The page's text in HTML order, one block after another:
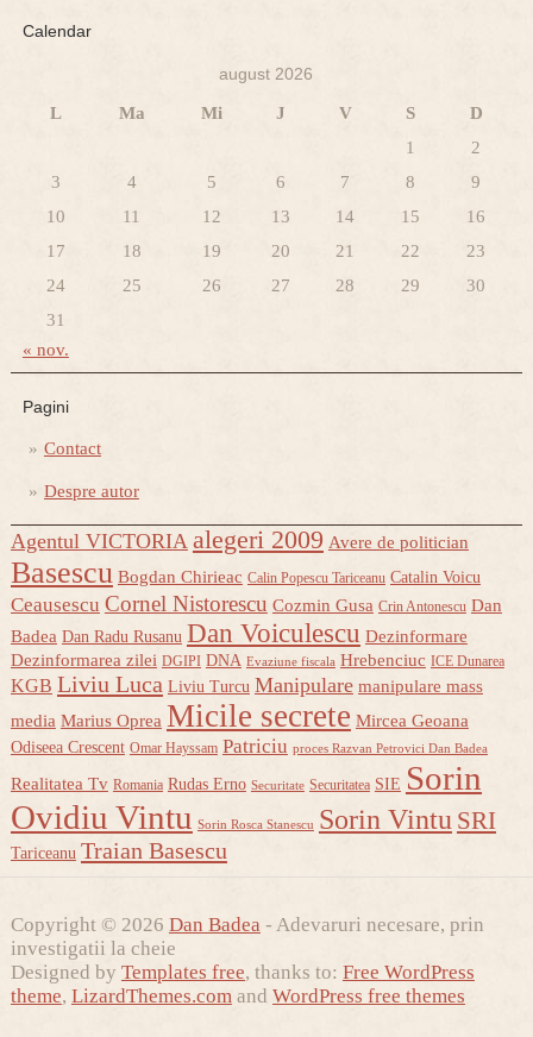
Calendar
august 2026
L Ma Mi J V S
D
1
2
3
4 5 6 7 8
9
10
11 12 13 14 15
16
17
18 19 20 21 22
23
24
25 26 27 28 29
30
31
« nov.
Pagini
Contact
Despre autor
Agentul VICTORIA alegeri 2009 Avere de politician
Basescu Bogdan Chirieac Calin Popescu Tariceanu Catalin Voicu
Ceausescu Cornel Nistorescu Cozmin Gusa Crin Antonescu Dan
Badea Dan Radu Rusanu Dan Voiculescu Dezinformare
Dezinformarea zilei DGIPI DNA Evaziune fiscala Hrebenciuc ICE Dunarea
KGB Liviu Luca Liviu Turcu Manipulare manipulare mass
media Marius Oprea Micile secrete Mircea Geoana
Odiseea Crescent Omar Hayssam Patriciu proces Razvan Petrovici Dan Badea
Realitatea Tv Romania Rudas Erno Securitate Securitatea SIE Sorin
Ovidiu Vintu Sorin Rosca Stanescu Sorin Vintu SRI
Tariceanu Traian Basescu
Copyright © 2026 Dan Badea - Adevaruri necesare, prin
investigatii la cheie
Designed by Templates free, thanks to: Free WordPress
theme, LizardThemes.comand WordPress free themes